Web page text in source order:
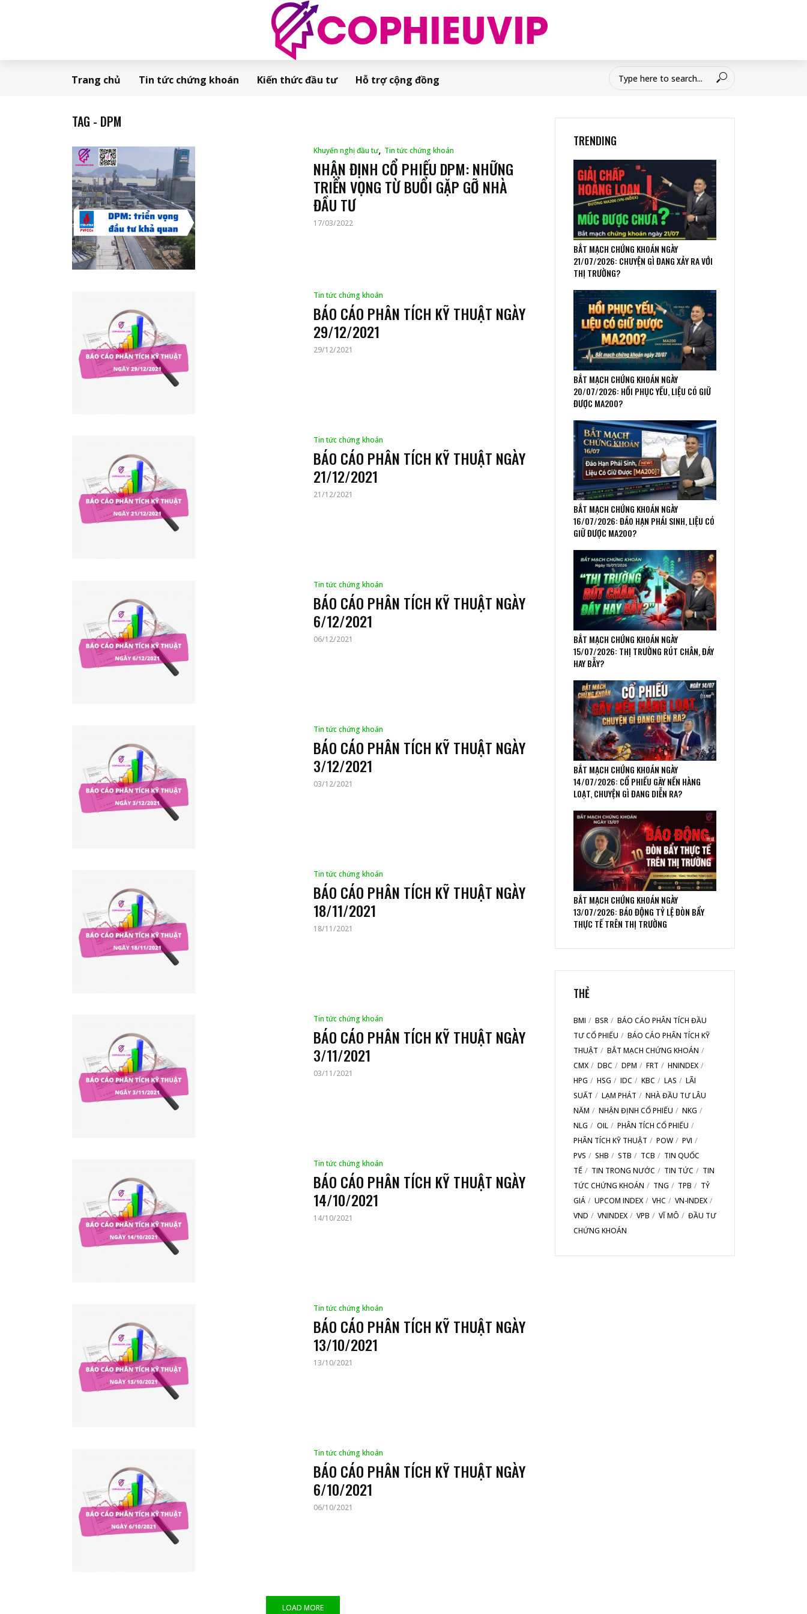
Trang chủ Tin tức chứng khoán Kiến thức đầu tư Hỗ trợ cộng đồng
TAG - DPM
Khuyến nghị đầu tư, Tin tức chứng khoán
NHẬN ĐỊNH CỔ PHIẾU DPM: NHỮNG
TRIỂN VỌNG TỪ BUỔI GẶP GỠ NHÀ
ĐẦU TƯ
17/03/2022
Tin tức chứng khoán
BÁO CÁO PHÂN TÍCH KỸ THUẬT NGÀY
29/12/2021
29/12/2021
Tin tức chứng khoán
BÁO CÁO PHÂN TÍCH KỸ THUẬT NGÀY
21/12/2021
21/12/2021
Tin tức chứng khoán
BÁO CÁO PHÂN TÍCH KỸ THUẬT NGÀY
6/12/2021
06/12/2021
Tin tức chứng khoán
BÁO CÁO PHÂN TÍCH KỸ THUẬT NGÀY
3/12/2021
03/12/2021
Tin tức chứng khoán
BÁO CÁO PHÂN TÍCH KỸ THUẬT NGÀY
18/11/2021
18/11/2021
Tin tức chứng khoán
BÁO CÁO PHÂN TÍCH KỸ THUẬT NGÀY
3/11/2021
03/11/2021
Tin tức chứng khoán
BÁO CÁO PHÂN TÍCH KỸ THUẬT NGÀY
14/10/2021
14/10/2021
Tin tức chứng khoán
BÁO CÁO PHÂN TÍCH KỸ THUẬT NGÀY
13/10/2021
13/10/2021
Tin tức chứng khoán
BÁO CÁO PHÂN TÍCH KỸ THUẬT NGÀY
6/10/2021
06/10/2021
LOAD MORE
TRENDING
BẮT MẠCH CHỨNG KHOÁN NGÀY
21/07/2026: CHUYỆN GÌ ĐANG XẢY RA VỚI
THỊ TRƯỜNG?
BẮT MẠCH CHỨNG KHOÁN NGÀY
20/07/2026: HỒI PHỤC YẾU, LIỆU CÓ GIỮ
ĐƯỢC MA200?
BẮT MẠCH CHỨNG KHOÁN NGÀY
16/07/2026: ĐÁO HẠN PHÁI SINH, LIỆU CÓ
GIỮ ĐƯỢC MA200?
BẮT MẠCH CHỨNG KHOÁN NGÀY
15/07/2026: THỊ TRƯỜNG RÚT CHÂN, ĐÁY
HAY BẪY?
BẮT MẠCH CHỨNG KHOÁN NGÀY
14/07/2026: CỔ PHIẾU GÃY NỀN HÀNG
LOẠT, CHUYỆN GÌ ĐANG DIỄN RA?
BẮT MẠCH CHỨNG KHOÁN NGÀY
13/07/2026: BÁO ĐỘNG TỶ LỆ ĐÒN BẨY
THỰC TẾ TRÊN THỊ TRƯỜNG
THẺ
BMI BSR
BÁO CÁO PHÂN TÍCH ĐẦU
TƯ CỔ PHIẾU
BÁO CÁO PHÂN TÍCH KỸ
THUẬT
BẮT MẠCH CHỨNG KHOÁN
CMX
DBC DPM FRT
HNINDEX
HPG
HSG IDC KBC LAS
LÃI
SUẤT
LẠM PHÁT
NHÀ ĐẦU TƯ LÂU
NĂM
NHẬN ĐỊNH CỔ PHIẾU
NKG
NLG
OIL
PHÂN TÍCH CỔ PHIẾU
PHÂN TÍCH KỸ THUẬT
POW
PVI
PVS
SHB STB TCB
TIN QUỐC
TẾ
TIN TRONG NƯỚC TIN TỨC
TIN
TỨC CHỨNG KHOÁN
TNG TPB
TỶ
GIÁ
UPCOM INDEX VHC
VN-INDEX
VND
VNINDEX VPB VĨ MÔ
ĐẦU TƯ
CHỨNG KHOÁN